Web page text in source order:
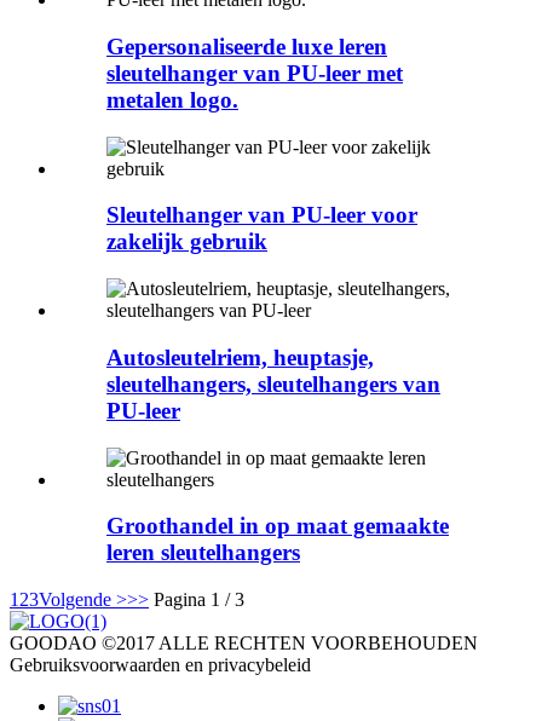
Gepersonaliseerde luxe leren
sleutelhanger van PU-leer met
metalen logo.
Sleutelhanger van PU-leer voor
zakelijk gebruik
Autosleutelriem, heuptasje,
sleutelhangers, sleutelhangers van
PU-leer
Groothandel in op maat gemaakte
leren sleutelhangers
1 23Volgende >>> Pagina 1 / 3
GOODAO ©2017 ALLE RECHTEN VOORBEHOUDEN
Gebruiksvoorwaarden en privacybeleid